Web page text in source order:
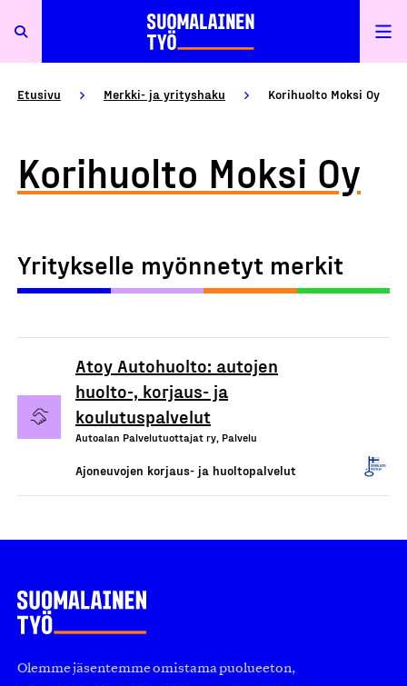
Etusivu Merkki- ja yrityshaku Korihuolto Moksi Oy
Korihuolto Moksi Oy
Yritykselle myönnetyt merkit
Atoy Autohuolto: autojen
huolto-, korjaus- ja
koulutuspalvelut
Autoalan Palvelutuottajat ry, Palvelu
Ajoneuvojen korjaus- ja huoltopalvelut
Olemme jäsentemme omistama puolueeton,